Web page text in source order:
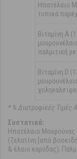
Ηπατέλαιο
τυπικά
Βιταμίνη Α
παλμιτική
Βιταμίνη D
* % Διατροφικές
Συστατικά:
Ηπατέλαιο Μουρούνας
(ζελατίνη [από
& έλαιο καρύδας),